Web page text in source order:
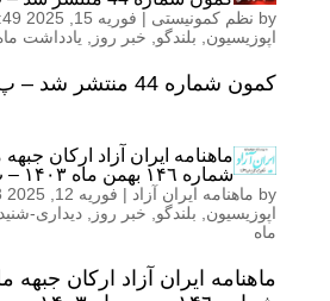
by نظم کمونیستی | فوریه 15, 2025 10:49 ب.ظ
اپوزیسیون
بلندگو خبر روز یادداشت
کمون شماره 44 منتشر شد – پ.د.اف
ماهنامه ایران آزاد ارکان
شماره ١۴٦ بهمن ماه ١۴۰٣ – پ.د.اف
by ماهنامه ایران آزاد | فوریه 12, 2025 6:33 ب.ظ
اپوزیسیون
بلندگو خبر روز دیداری-
ماه
ماهنامه ایران آزاد ارکان جبهه